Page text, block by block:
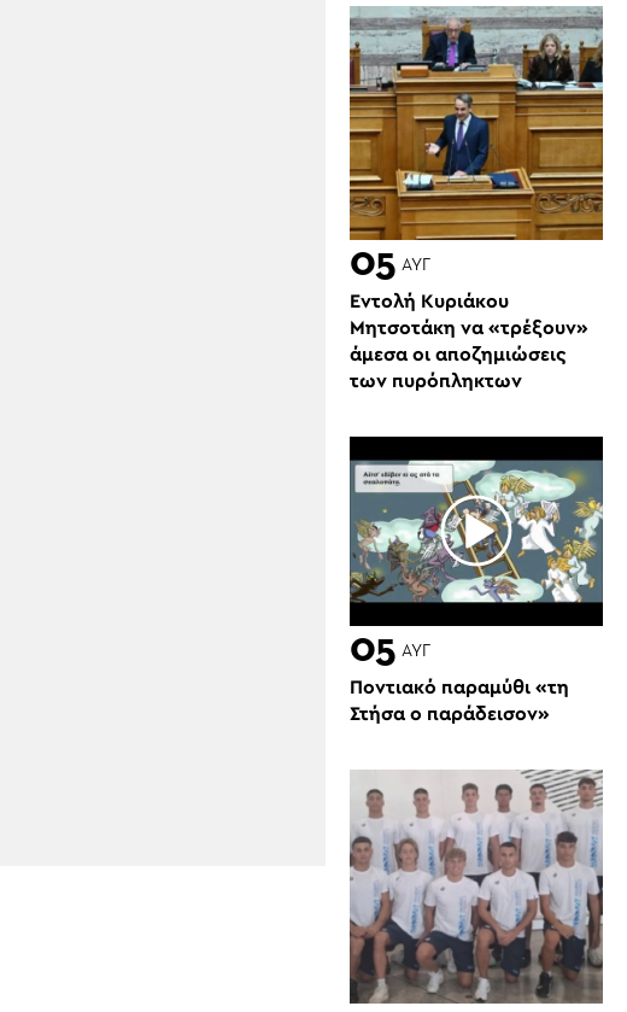
05 ΑΥΓ
Εντολή Κυριάκου
Μητσοτάκη να «τρέξουν»
άμεσα οι αποζημιώσεις
των πυρόπληκτων
05 ΑΥΓ
Ποντιακό παραμύθι «τη
Στήσα ο παράδεισον»